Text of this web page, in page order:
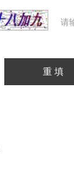
请